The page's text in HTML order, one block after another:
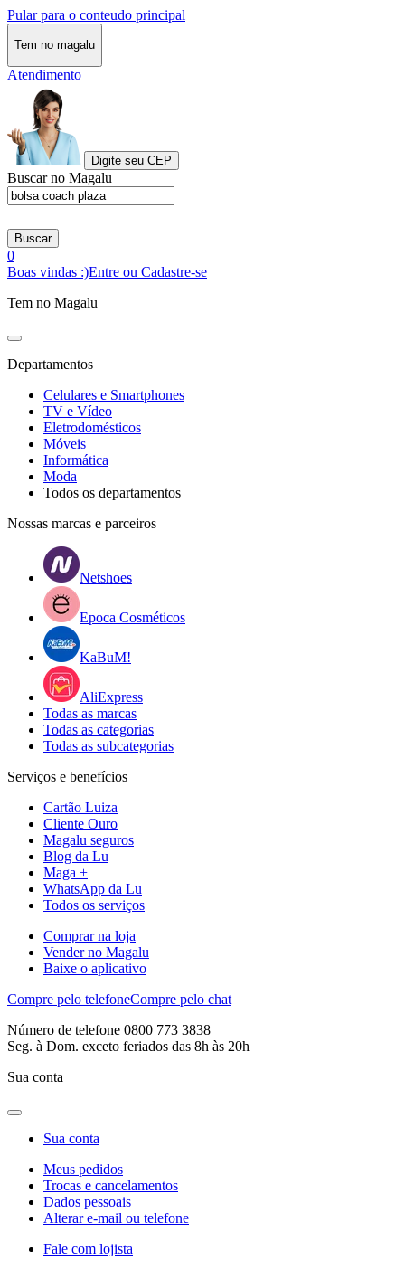
Pular para o conteudo principal
Tem no magalu
Atendimento
Digite seu CEP
Buscar no Magalu
Buscar
0
Boas vindas :)Entre ou Cadastre-se
Tem no Magalu
Departamentos
Celulares e Smartphones
TV e Vídeo
Eletrodomésticos
Móveis
Informática
Moda
Todos os departamentos
Nossas marcas e parceiros
Netshoes
Epoca Cosméticos
KaBuM!
AliExpress
Todas as marcas
Todas as categorias
Todas as subcategorias
Serviços e benefícios
Cartão Luiza
Cliente Ouro
Magalu seguros
Blog da Lu
Maga +
WhatsApp da Lu
Todos os serviços
Comprar na loja
Vender no Magalu
Baixe o aplicativo
Compre pelo telefoneCompre pelo chat
Número de telefone 0800 773 3838
Seg. à Dom. exceto feriados das 8h às 20h
Sua conta
Sua conta
Meus pedidos
Trocas e cancelamentos
Dados pessoais
Alterar e-mail ou telefone
Fale com lojista